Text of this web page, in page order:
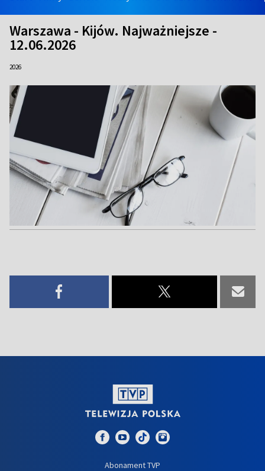
Warszawa - Kijów. Najważniejsze -
12.06.2026
2026
Abonament TVP